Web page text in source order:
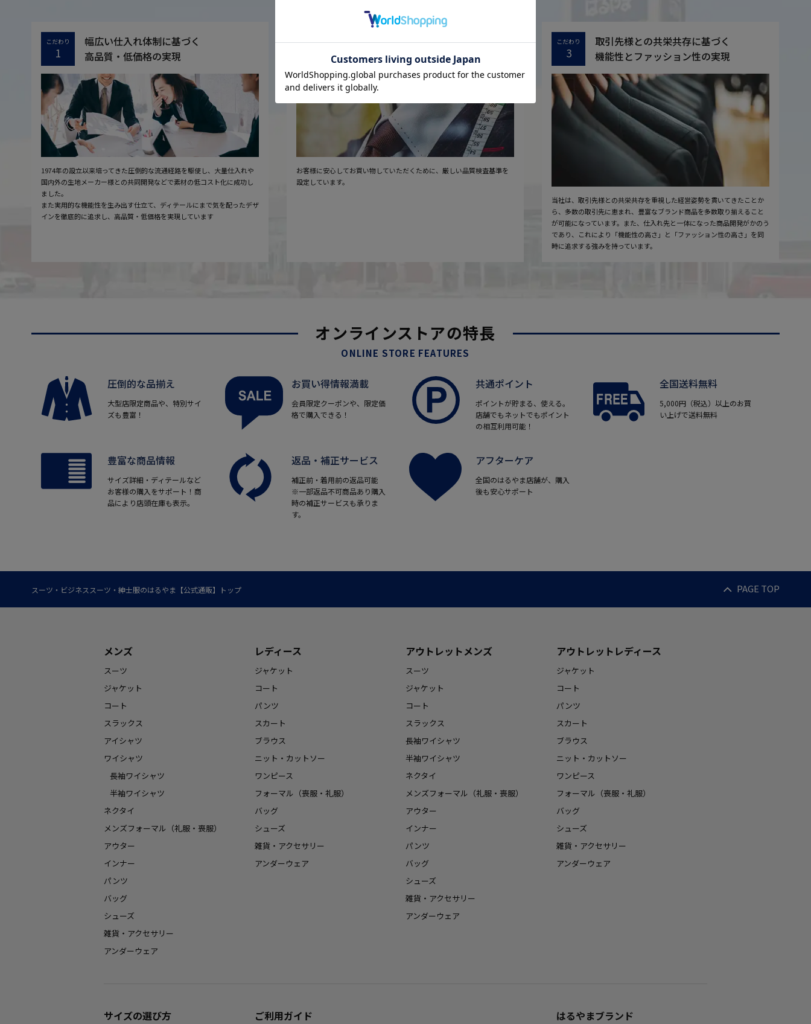
こだわり
1
幅広い仕入れ体制に基づく
高品質・低価格の実現
1974年の設立以来培ってきた圧倒的な流通経路を駆使し、大量仕入れや
国内外の生地メーカー様との共同開発などで素材の低コスト化に成功し
ました。
また実用的な機能性を生み出す仕立て、ディテールにまで気を配ったデザ
インを徹底的に追求し、高品質・低価格を実現しています
こだわり
厳しい品質管理体制に基づく
安心の実現
お客様に安心してお買い物していただくために、厳しい品質検査基準を
設定しています。
こだわり
3
取引先様との共栄共存に基づく
機能性とファッション性の実現
当社は、取引先様との共栄共存を重視した経営姿勢を貫いてきたことか
ら、多数の取引先に恵まれ、豊富なブランド商品を多数取り揃えること
が可能になっています。また、仕入れ先と一体になった商品開発がかのう
であり、これにより「機能性の高さ」と「ファッション性の高さ」を同
時に追求する強みを持っています。
オンラインストアの特長
ONLINE STORE FEATURES
圧倒的な品揃え
大型店限定商品や、特別サイ
ズも豊富！
お買い得情報満載
会員限定クーポンや、限定価
格で購入できる！
共通ポイント
ポイントが貯まる、使える。
店舗でもネットでもポイント
の相互利用可能！
全国送料無料
5,000円（税込）以上のお買
い上げで送料無料
豊富な商品情報
サイズ詳細・ディテールなど
お客様の購入をサポート！商
品により店頭在庫も表示。
返品・補正サービス
補正前・着用前の返品可能
※一部返品不可商品あり購入
時の補正サービスも承りま
す。
アフターケア
全国のはるやま店舗が、購入
後も安心サポート
スーツ・ビジネススーツ・紳士服のはるやま【公式通販】トップ PAGE TOP
メンズ
スーツ
ジャケット
コート
スラックス
アイシャツ
ワイシャツ
長袖ワイシャツ
半袖ワイシャツ
ネクタイ
メンズフォーマル（礼服・喪服）
アウター
インナー
パンツ
バッグ
シューズ
雑貨・アクセサリー
アンダーウェア
レディース
ジャケット
コート
パンツ
スカート
ブラウス
ニット・カットソー
ワンピース
フォーマル（喪服・礼服）
バッグ
シューズ
雑貨・アクセサリー
アンダーウェア
アウトレットメンズ
スーツ
ジャケット
コート
スラックス
長袖ワイシャツ
半袖ワイシャツ
ネクタイ
メンズフォーマル（礼服・喪服）
アウター
インナー
パンツ
バッグ
シューズ
雑貨・アクセサリー
アンダーウェア
アウトレットレディース
ジャケット
コート
パンツ
スカート
ブラウス
ニット・カットソー
ワンピース
フォーマル（喪服・礼服）
バッグ
シューズ
雑貨・アクセサリー
アンダーウェア
サイズの選び方 ご利用ガイド はるやまブランド